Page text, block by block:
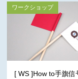
ワークショップ
[ WS ]How to手旗信